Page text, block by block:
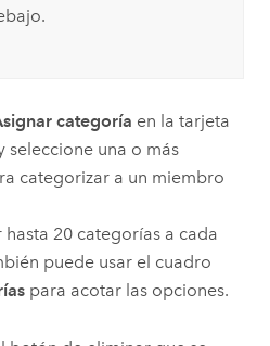
categoría en la tarjeta
seleccione una o más
categorizar a un miembro
hasta 20 categorías a cada
puede usar el cuadro
para acotar las opciones.